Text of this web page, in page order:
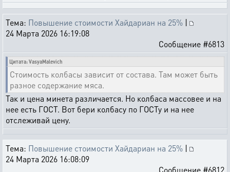
Тема: Повышение стоимости Хайдариан на 25% |
24 Марта 2026 16:19:08
Сообщение #6813
Цитата: VasyaMalevich
Стоимость колбасы зависит от состава. Там может быть
разное содержание мяса.
Так и цена минета различается. Но колбаса массовее и на
нее есть ГОСТ. Вот бери колбасу по ГОСТу и на нее
отслеживай цену.
Тема: Повышение стоимости Хайдариан на 25% |
24 Марта 2026 16:08:09
Сообщение #6812